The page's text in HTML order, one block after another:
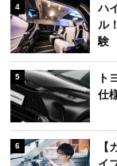
4
ハ
ル
験
5
ト
仕
6